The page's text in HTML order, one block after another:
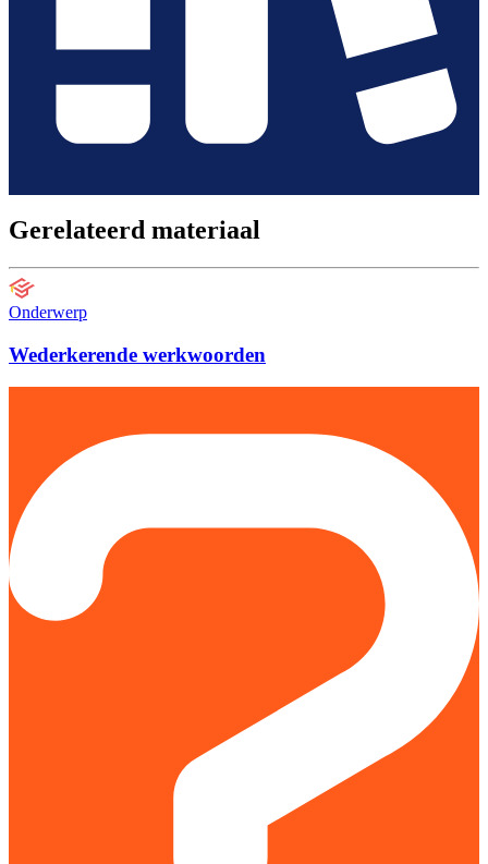
Gerelateerd materiaal
Onderwerp
Wederkerende werkwoorden